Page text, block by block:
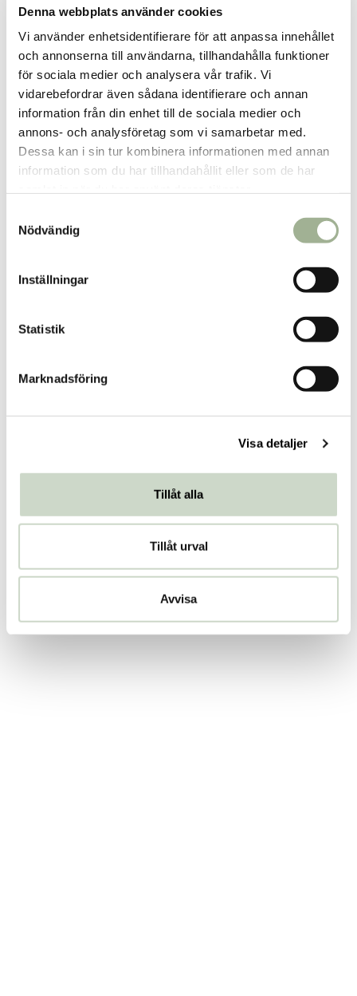
Denna webbplats använder cookies
Vi använder enhetsidentifierare för att anpassa innehållet
och annonserna till användarna, tillhandahålla funktioner
för sociala medier och analysera vår trafik. Vi
vidarebefordrar även sådana identifierare och annan
information från din enhet till de sociala medier och
annons- och analysföretag som vi samarbetar med.
Dessa kan i sin tur kombinera informationen med annan
information som du har tillhandahållit eller som de har
Nödvändig
Inställningar
Statistik
Marknadsföring
Visa detaljer
Tillåt alla
Tillåt urval
Avvisa